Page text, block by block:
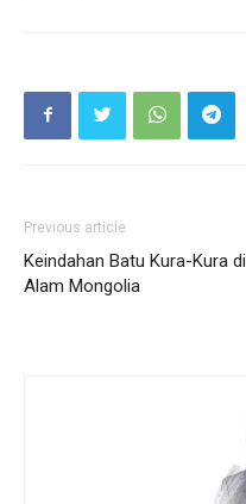
Previous article
Keindahan Batu Kura-Kura di
Alam Mongolia